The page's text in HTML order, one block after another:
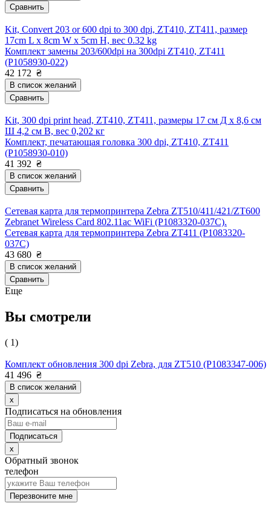
Сравнить
Kit, Convert 203 or 600 dpi to 300 dpi, ZT410, ZT411, размер
17cm L x 8cm W x 5cm H, вес 0.32 kg
Комплект замены 203/600dpi на 300dpi ZT410, ZT411
(P1058930-022)
42 172 ₴
В список желаний
Сравнить
Kit, 300 dpi print head, ZT410, ZT411, размеры 17 см Д х 8,6 см
Ш 4,2 см В, вес 0,202 кг
Комплект, печатающая головка 300 dpi, ZT410, ZT411
(P1058930-010)
41 392 ₴
В список желаний
Сравнить
Сетевая карта для термопринтера Zebra ZT510/411/421/ZT600
Zebranet Wireless Card 802.11ac WiFi (P1083320-037C).
Сетевая карта для термопринтера Zebra ZT411 (P1083320-
037C)
43 680 ₴
В список желаний
Сравнить
Еще
Вы смотрели
( 1)
Комплект обновления 300 dpi Zebra, для ZT510 (P1083347-006)
41 496 ₴
В список желаний
x
Подписаться на обновления
x
Обратный звонок
телефон
Перезвоните мне